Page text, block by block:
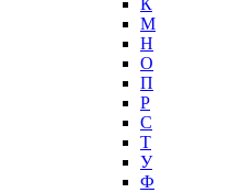
М
Н
О
П
Р
С
Т
У
Ф